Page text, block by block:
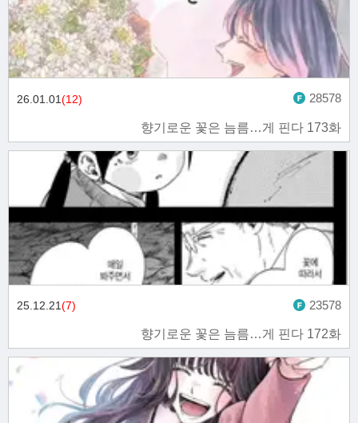
향기로운 꽃은 늠름…게 핀다 173화
26.01.01(12) 28578
향기로운 꽃은 늠름…게 핀다 172화
25.12.21(7) 23578